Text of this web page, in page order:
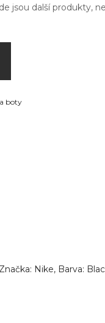
jsou další produkty,
boty
Nike, Barva: